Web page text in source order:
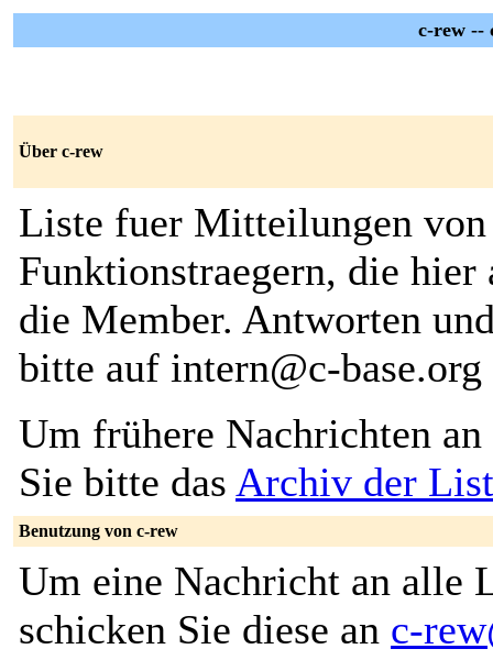
c-rew --
Über c-rew
Liste fuer Mitteilungen von
Funktionstraegern, die hier
die Member. Antworten
bitte auf intern@c-base.org
Um frühere Nachrichten an
Sie bitte das Archiv der
Benutzung von c-rew
Um eine Nachricht an alle
schicken Sie diese an c-